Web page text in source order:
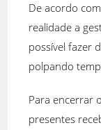
De acordo
realidade a
possível fazer
polpando
Para encerrar
presentes